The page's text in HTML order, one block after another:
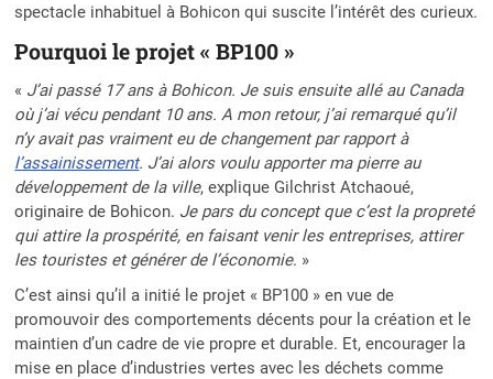
spectacle inhabituel à Bohicon qui suscite l’intérêt des curieux.
Pourquoi le projet « BP100 »
« J’ai passé 17 ans à Bohicon. Je suis ensuite allé au Canada
où j’ai vécu pendant 10 ans. A mon retour, j’ai remarqué qu’il
n’y avait pas vraiment eu de changement par rapport à
l’assainissement. J’ai alors voulu apporter ma pierre au
développement de la ville, explique Gilchrist Atchaoué,
originaire de Bohicon. Je pars du concept que c’est la propreté
qui attire la prospérité, en faisant venir les entreprises, attirer
les touristes et générer de l’économie. »
C’est ainsi qu’il a initié le projet « BP100 » en vue de
promouvoir des comportements décents pour la création et le
maintien d’un cadre de vie propre et durable. Et, encourager la
mise en place d’industries vertes avec les déchets comme